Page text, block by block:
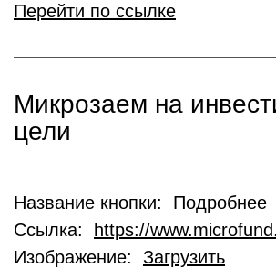
Перейти по ссылке
Микрозаем на
цели
Название кнопки: Подробнее
Ссылка:
https://
Изображение: Загрузить